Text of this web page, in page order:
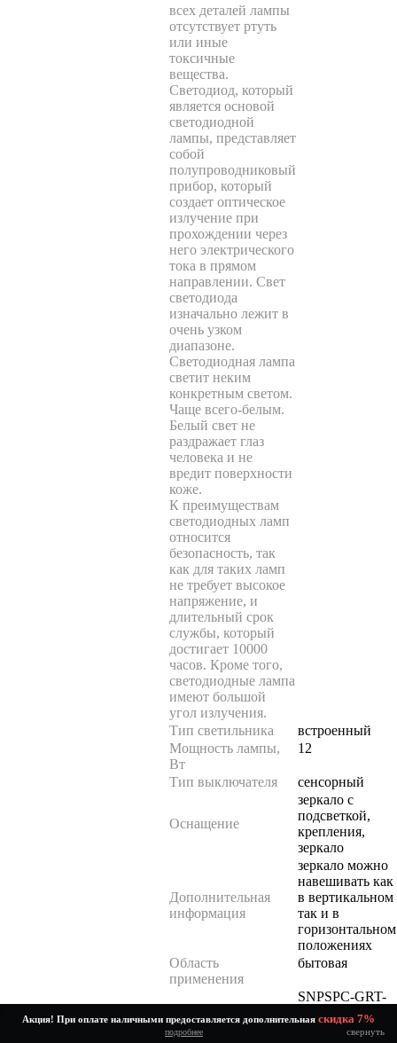
Акция! При оплате наличными предоставляется дополнительная скидка 7%
подробнее свернуть
всех деталей лампы
отсутствует ртуть
или иные
токсичные
вещества.
Светодиод, который
является основой
светодиодной
лампы, представляет
собой
полупроводниковый
прибор, который
создает оптическое
излучение при
прохождении через
него электрического
тока в прямом
направлении. Свет
светодиода
изначально лежит в
очень узком
диапазоне.
Светодиодная лампа
светит неким
конкретным светом.
Чаще всего-белым.
Белый свет не
раздражает глаз
человека и не
вредит поверхности
коже.
К преимуществам
светодиодных ламп
относится
безопасность, так
как для таких ламп
не требует высокое
напряжение, и
длительный срок
службы, который
достигает 10000
часов. Кроме того,
светодиодные лампа
имеют большой
угол излучения.
Тип светильника
встроенный
Мощность лампы,
Вт
12
Тип выключателя сенсорный
Оснащение
зеркало с
подсветкой,
крепления,
зеркало
Дополнительная
информация
зеркало можно
навешивать как
в вертикальном
так и в
горизонтальном
положениях
Область
применения
бытовая
SNPSPC-GRT-
1000-800-LED-